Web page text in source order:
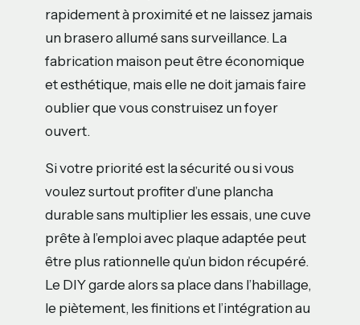
rapidement à proximité et ne laissez jamais
un brasero allumé sans surveillance. La
fabrication maison peut être économique
et esthétique, mais elle ne doit jamais faire
oublier que vous construisez un foyer
ouvert.
Si votre priorité est la sécurité ou si vous
voulez surtout profiter d’une plancha
durable sans multiplier les essais, une cuve
prête à l’emploi avec plaque adaptée peut
être plus rationnelle qu’un bidon récupéré.
Le DIY garde alors sa place dans l’habillage,
le piètement, les finitions et l’intégration au